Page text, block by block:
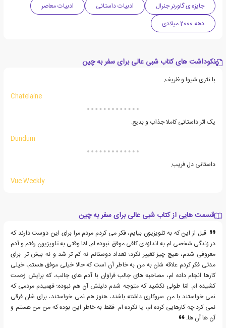
جایزه ی گاورنر جنرال
ادبیات داستانی
ادبیات معاصر
دهه 2000 میلادی
نکوداشت های کتاب شبی عالی برای سفر به چین
با نثری شیوا و ظریف.
Chatelaine
یک اثر داستانی کاملا جذاب و بدیع.
Dundurn
داستانی دل فریب.
Vue Weekly
قسمت هایی از کتاب شبی عالی برای سفر به چین
قبل از این که به تلویزیون بیایم، فکر می کردم مردم مرا برای این دوست دارند که
در زندگی شخصی ام به اندازه ی کافی موفق نبوده ام. امّا وقتی به تلویزیون رفتم و آدم
معروفی شدم، هیچ چیز تغییر نکرد؛ تعداد دوستانم نه کم تر شد و نه بیش تر. برای
مدتی فکر کردم علاقه شان به من به خاطر آن است که حالا خیلی موفق هستم، خیلی
کارها انجام داده ام، مصاحبه های جالب فراوان با آدم های جالب، که برایش زحمت
کشیده ام. امّا طولی نکشید که متوجه شدم دلیلش آن هم نبوده؛ فهمیدم مردمی که
نمی خواستند با من سروکاری داشته باشند، هنوز هم نمی خواستند، برای شان فرقی
نمی کرد چه کارهایی کرده ام، یا نکرده ام. فقط به خاطر این بوده که من من هستم و
آن ها آن ها.